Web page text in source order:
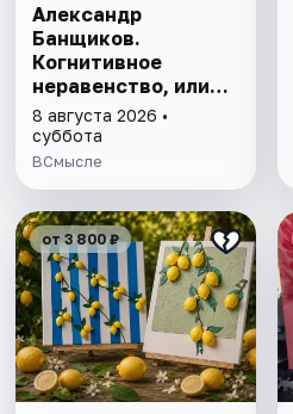
Александр
Банщиков.
Когнитивное
неравенство, или
почему умные
умнеют, а глупые
глупеют
8 августа 2026 •
суббота
ВСмысле
от 3 800 ₽